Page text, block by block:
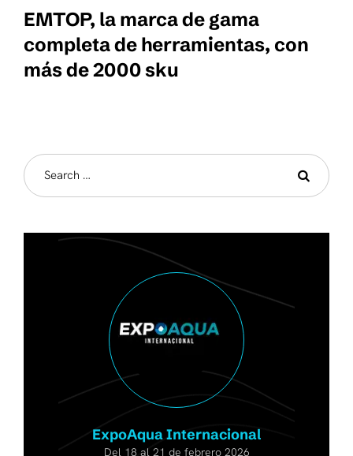
EMTOP, la marca de gama
completa de herramientas, con
más de 2000 sku
ExpoAqua Internacional
Del 18 al 21 de febrero 2026